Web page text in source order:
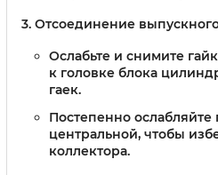
Отсоединение
Ослабьте и снимите
к головке блока
гаек.
Постепенно ослабляйте
центральной, чтобы
коллектора.